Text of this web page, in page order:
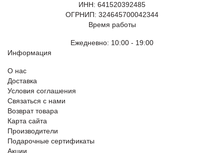
ИНН: 641520392485
ОГРНИП: 324645700042344
Время работы
Ежедневно: 10:00 - 19:00
Информация
О нас
Доставка
Условия соглашения
Связаться с нами
Возврат товара
Карта сайта
Производители
Подарочные сертификаты
Акции